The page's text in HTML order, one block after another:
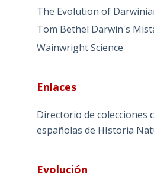
The Evolution of
Tom Bethel Darwin's
Wainwright Science
Enlaces
Directorio de colecciones
españolas de HIstoria
Evolución